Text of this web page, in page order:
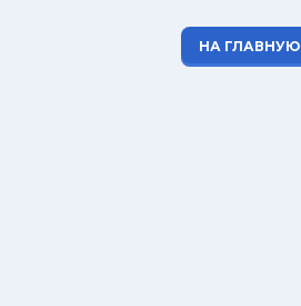
НА ГЛАВНУЮ